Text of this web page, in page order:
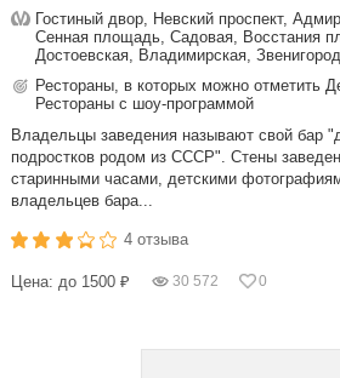
Гостиный двор, Невский проспект,
Сенная площадь, Садовая, Восстания
Достоевская, Владимирская,
Рестораны, в которых можно отметить
Рестораны с шоу-программой
Владельцы заведения называют свой бар
подростков родом из СССР". Стены
старинными часами, детскими
владельцев бара...
4 отзыва
Цена: до 1500 ₽ 30 572 0